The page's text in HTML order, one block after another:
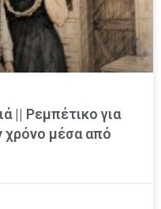
|| Ρεμπέτικο για
χρόνο μέσα από